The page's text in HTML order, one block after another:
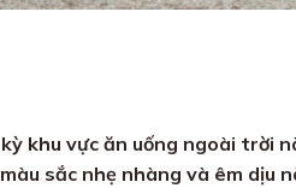
khu vực ăn uống ngoài trời
sắc nhẹ nhàng và êm dịu